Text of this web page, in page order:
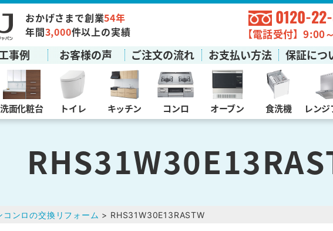
おかげさまで創業54年
年間3,000件以上の実績
0120-
【電話受付】9:00
事例 お客様の声 ご注文の流れ お支払い方法 保証につ
洗面化粧台 トイレ キッチン コンロ オーブン 食洗機 レン
コンロの交換リフォーム > RHS31W30E13RASTW